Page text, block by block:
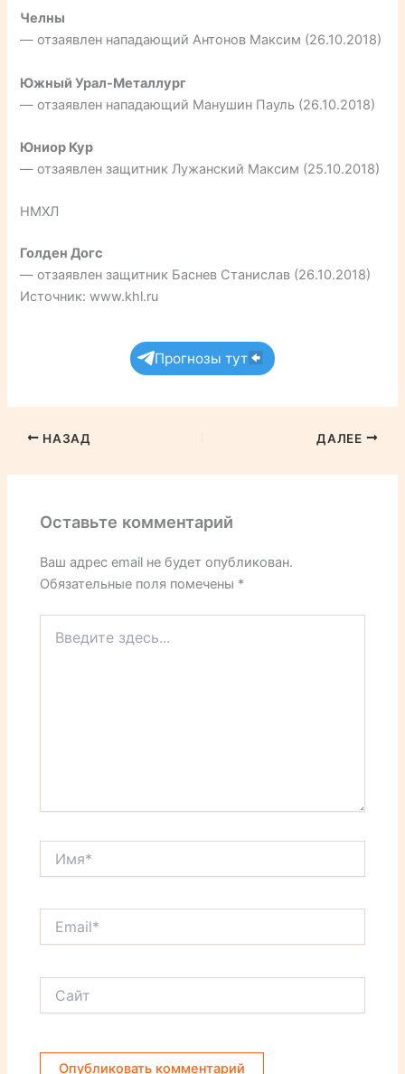
Челны
— отзаявлен нападающий Антонов Максим (26.10.2018)
Южный Урал-Металлург
— отзаявлен нападающий Манушин Пауль (26.10.2018)
Юниор Кур
— отзаявлен защитник Лужанский Максим (25.10.2018)
НМХЛ
Голден Догс
— отзаявлен защитник Баснев Станислав (26.10.2018)
Источник: www.khl.ru
Прогнозы тут
НАЗАД ДАЛЕЕ
Оставьте комментарий
Ваш адрес email не будет опубликован.
Обязательные поля помечены *
здесь...